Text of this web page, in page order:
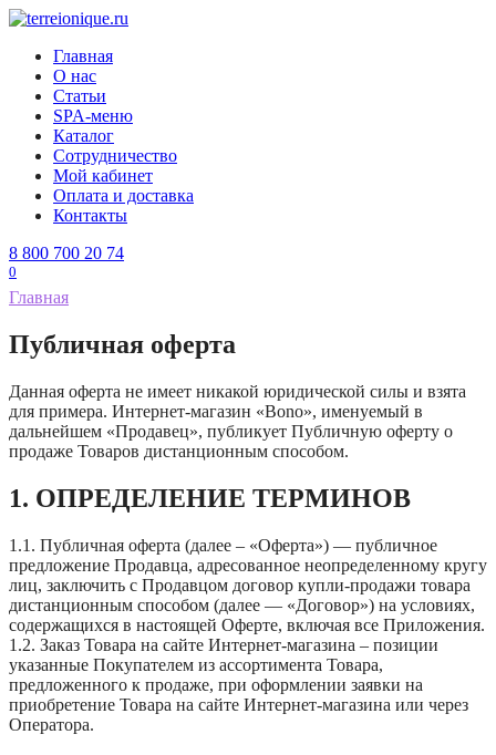
Перейти
содержанию
Главная
О нас
Статьи
SPA-меню
Каталог
Сотрудничество
Мой кабинет
Оплата и доставка
Контакты
8 800 700 20 74
0
Главная
Публичная оферта
Данная оферта не имеет никакой юридической силы и взята
для примера. Интернет-магазин «Bono», именуемый в
дальнейшем «Продавец», публикует Публичную оферту о
продаже Товаров дистанционным способом.
1. ОПРЕДЕЛЕНИЕ ТЕРМИНОВ
1.1. Публичная оферта (далее – «Оферта») — публичное
предложение Продавца, адресованное неопределенному кругу
лиц, заключить с Продавцом договор купли-продажи товара
дистанционным способом (далее — «Договор») на условиях,
содержащихся в настоящей Оферте, включая все Приложения.
1.2. Заказ Товара на сайте Интернет-магазина – позиции
указанные Покупателем из ассортимента Товара,
предложенного к продаже, при оформлении заявки на
приобретение Товара на сайте Интернет-магазина или через
Оператора.